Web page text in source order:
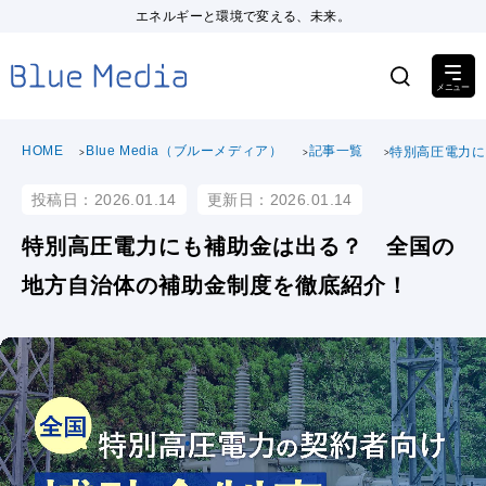
エネルギーと環境で変える、未来。
HOME Blue Media（ブルーメディア） 記事一覧 特別高圧電力
投稿日：2026.01.14 更新日：2026.01.14
特別高圧電力にも補助金は出る？ 全国の
地方自治体の補助金制度を徹底紹介！